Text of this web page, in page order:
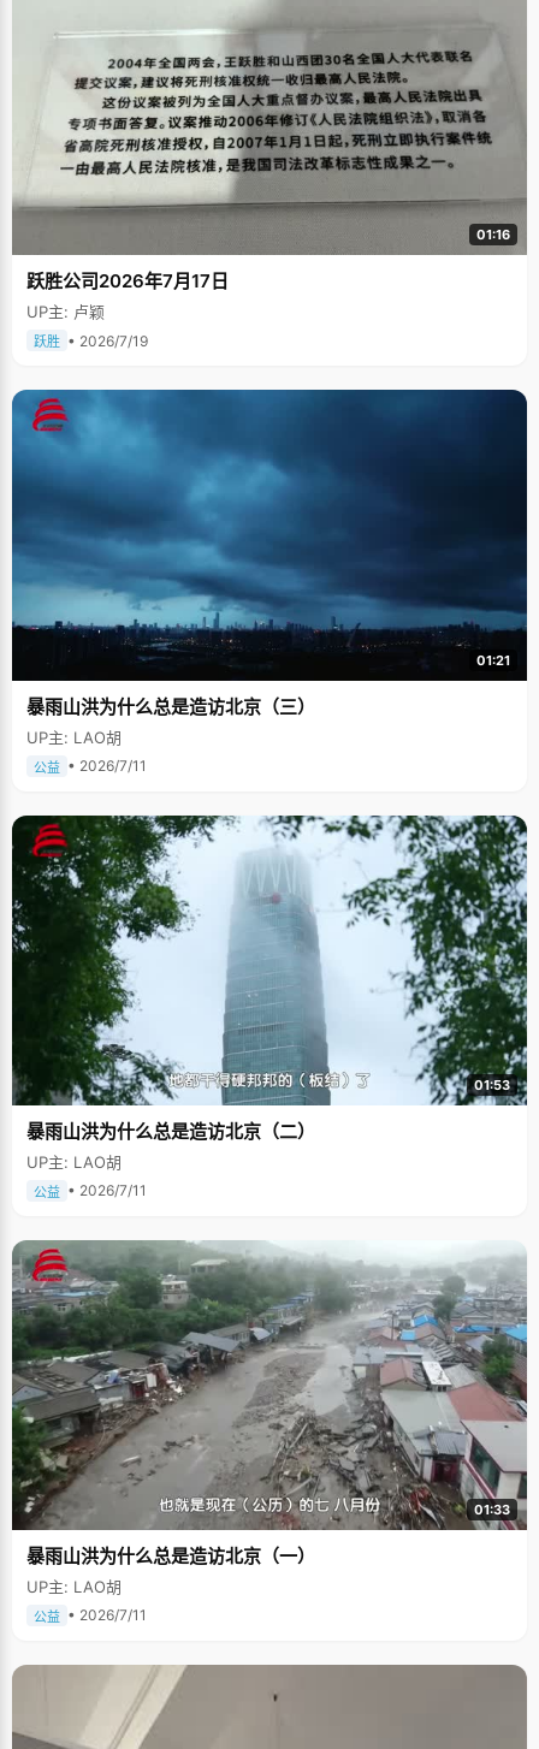
01:16
跃胜公司2026年7月17日
UP主: 卢颖
跃胜 • 2026/7/19
01:21
暴雨山洪为什么总是造访北京（三）
UP主: LAO胡
公益 • 2026/7/11
01:53
暴雨山洪为什么总是造访北京（二）
UP主: LAO胡
公益 • 2026/7/11
01:33
暴雨山洪为什么总是造访北京（一）
UP主: LAO胡
公益 • 2026/7/11